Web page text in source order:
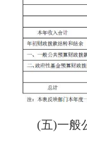
(五)一般公